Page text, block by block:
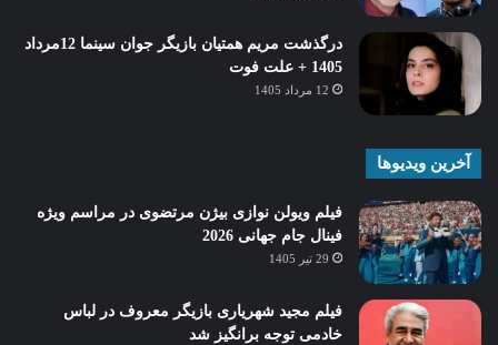
درگذشت مریم همتیان بازیگر جوان سینما 12مرداد
1405 + علت فوت
12 مرداد 1405
آخرین ویدیوها
فیلم ویولن نوازی بیژن مرتضوی در مراسم ویژه
فینال جام جهانی 2026
29 تیر 1405
فیلم مجید شهریاری بازیگر معروف در لباس
خادمی توجه برانگیز شد